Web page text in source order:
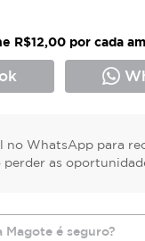
R$12,00 por cada
no WhatsApp para
perder as
Magote é seguro?